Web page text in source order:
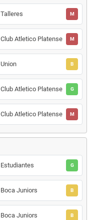
Talleres M
Club Atletico Platense M
Union B
Club Atletico Platense G
Club Atletico Platense M
Estudiantes G
Boca Juniors B
Boca Juniors B